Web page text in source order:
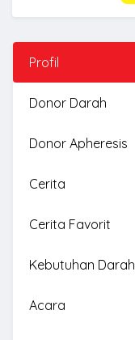
Profil
Donor Darah
Donor Apheresis
Cerita
Cerita Favorit
Kebutuhan Darah
Acara